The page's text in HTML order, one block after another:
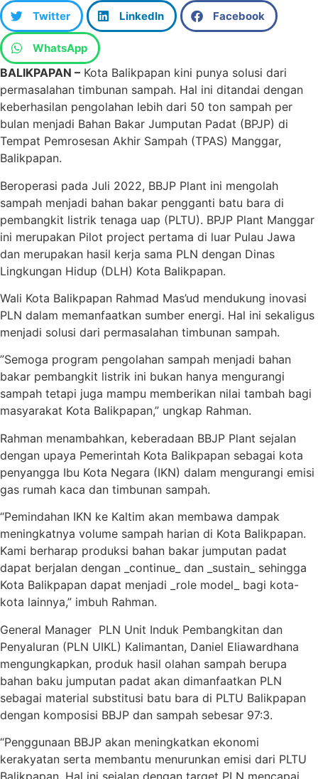
Twitter LinkedIn Facebook
WhatsApp
BALIKPAPAN – Kota Balikpapan kini punya solusi dari
permasalahan timbunan sampah. Hal ini ditandai dengan
keberhasilan pengolahan lebih dari 50 ton sampah per
bulan menjadi Bahan Bakar Jumputan Padat (BPJP) di
Tempat Pemrosesan Akhir Sampah (TPAS) Manggar,
Balikpapan.
Beroperasi pada Juli 2022, BBJP Plant ini mengolah
sampah menjadi bahan bakar pengganti batu bara di
pembangkit listrik tenaga uap (PLTU). BPJP Plant Manggar
ini merupakan Pilot project pertama di luar Pulau Jawa
dan merupakan hasil kerja sama PLN dengan Dinas
Lingkungan Hidup (DLH) Kota Balikpapan.
Wali Kota Balikpapan Rahmad Mas’ud mendukung inovasi
PLN dalam memanfaatkan sumber energi. Hal ini sekaligus
menjadi solusi dari permasalahan timbunan sampah.
”Semoga program pengolahan sampah menjadi bahan
bakar pembangkit listrik ini bukan hanya mengurangi
sampah tetapi juga mampu memberikan nilai tambah bagi
masyarakat Kota Balikpapan,” ungkap Rahman.
Rahman menambahkan, keberadaan BBJP Plant sejalan
dengan upaya Pemerintah Kota Balikpapan sebagai kota
penyangga Ibu Kota Negara (IKN) dalam mengurangi emisi
gas rumah kaca dan timbunan sampah.
“Pemindahan IKN ke Kaltim akan membawa dampak
meningkatnya volume sampah harian di Kota Balikpapan.
Kami berharap produksi bahan bakar jumputan padat
dapat berjalan dengan _continue_ dan _sustain_ sehingga
Kota Balikpapan dapat menjadi _role model_ bagi kota-
kota lainnya,” imbuh Rahman.
General Manager PLN Unit Induk Pembangkitan dan
Penyaluran (PLN UIKL) Kalimantan, Daniel Eliawardhana
mengungkapkan, produk hasil olahan sampah berupa
bahan baku jumputan padat akan dimanfaatkan PLN
sebagai material substitusi batu bara di PLTU Balikpapan
dengan komposisi BBJP dan sampah sebesar 97:3.
“Penggunaan BBJP akan meningkatkan ekonomi
kerakyatan serta membantu menurunkan emisi dari PLTU